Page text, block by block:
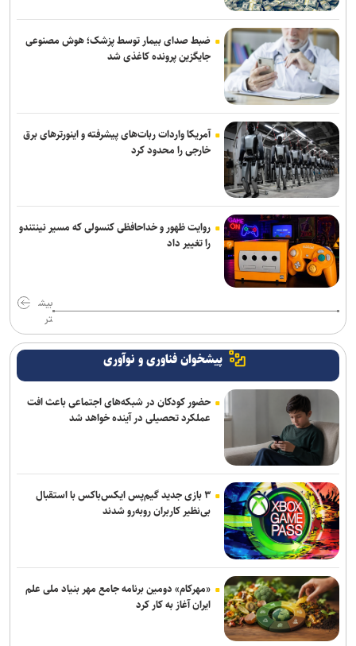
ضبط صدای بیمار توسط پزشک؛ هوش مصنوعی
جایگزین پرونده کاغذی شد
آمریکا واردات ربات‌های پیشرفته و اینورترهای برق
خارجی را محدود کرد
روایت ظهور و خداحافظی کنسولی که مسیر نینتندو
را تغییر داد
بیش
تر
پیشخوان فناوری و نوآوری
حضور کودکان در شبکه‌های اجتماعی باعث افت
عملکرد تحصیلی در آینده خواهد شد
۳ بازی جدید گیم‌پس ایکس‌باکس با استقبال
بی‌نظیر کاربران روبه‌رو شدند
«مهرکام» دومین برنامه جامع مهر بنیاد ملی علم
ایران آغاز به کار کرد